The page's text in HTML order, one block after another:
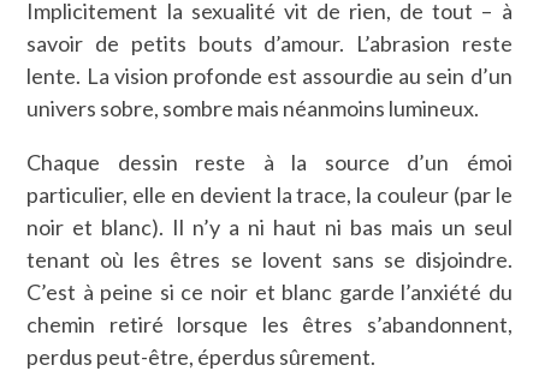
Implicitement la sexualité vit de rien, de tout – à
savoir de petits bouts d’amour. L’abrasion reste
lente. La vision profonde est assourdie au sein d’un
univers sobre, sombre mais néanmoins lumineux.
Chaque dessin reste à la source d’un émoi
particulier, elle en devient la trace, la couleur (par le
noir et blanc). Il n’y a ni haut ni bas mais un seul
tenant où les êtres se lovent sans se disjoindre.
C’est à peine si ce noir et blanc garde l’anxiété du
chemin retiré lorsque les êtres s’abandonnent,
perdus peut-être, éperdus sûrement.